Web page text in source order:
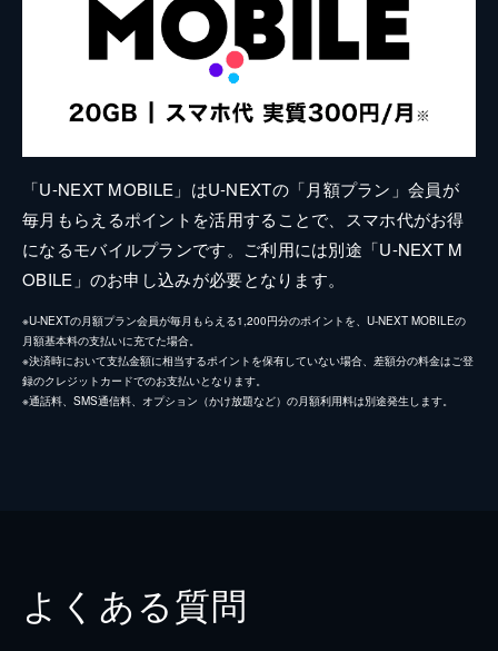
「U-NEXT MOBILE」はU-NEXTの「月額プラン」会員が
毎月もらえるポイントを活用することで、スマホ代がお得
になるモバイルプランです。ご利用には別途「U-NEXT M
OBILE」のお申し込みが必要となります。
※U-NEXTの月額プラン会員が毎月もらえる1,200円分のポイントを、U-NEXT MOBILEの
月額基本料の支払いに充てた場合。
※決済時において支払金額に相当するポイントを保有していない場合、差額分の料金はご登
録のクレジットカードでのお支払いとなります。
※通話料、SMS通信料、オプション（かけ放題など）の月額利用料は別途発生します。
よくある質問